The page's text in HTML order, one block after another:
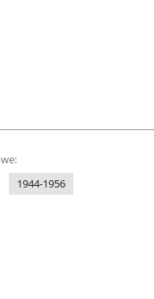
1944-1956